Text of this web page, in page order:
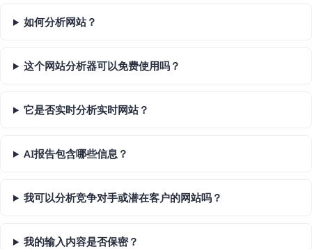
如何分析网站？
这个网站分析器可以免费使用吗？
它是否实时分析实时网站？
AI报告包含哪些信息？
我可以分析竞争对手或潜在客户的网站吗？
我的输入内容是否保密？